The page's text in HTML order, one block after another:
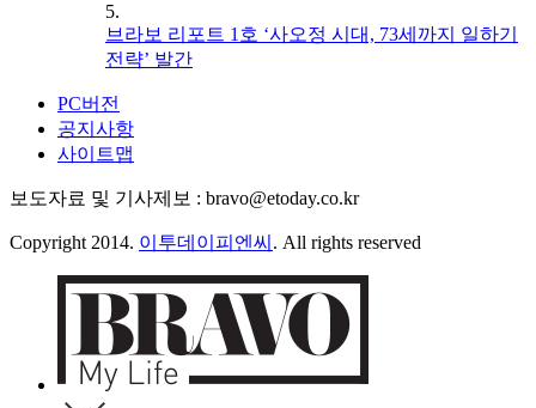
5.
브라보 리포트 1호 ‘사오정 시대, 73세까지 일하기
전략’ 발간
PC버전
공지사항
사이트맵
보도자료 및 기사제보 : bravo@etoday.co.kr
Copyright 2014. 이투데이피엔씨 . All rights reserved